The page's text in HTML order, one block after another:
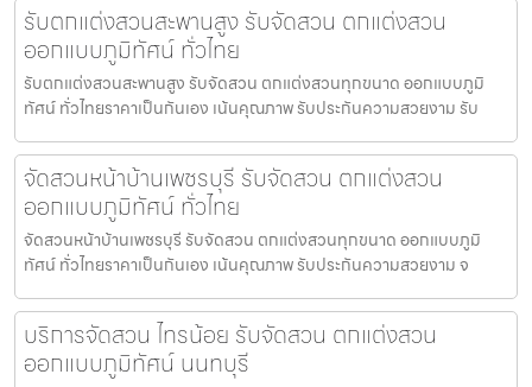
รับตกแต่งสวนสะพานสูง รับจัดสวน ตกแต่งสวน
ออกแบบภูมิทัศน์ ทั่วไทย
รับตกแต่งสวนสะพานสูง รับจัดสวน ตกแต่งสวนทุกขนาด ออกแบบภูมิ
ทัศน์ ทั่วไทยราคาเป็นกันเอง เน้นคุณภาพ รับประกันความสวยงาม รับ
จัดสวนหน้าบ้านเพชรบุรี รับจัดสวน ตกแต่งสวน
ออกแบบภูมิทัศน์ ทั่วไทย
จัดสวนหน้าบ้านเพชรบุรี รับจัดสวน ตกแต่งสวนทุกขนาด ออกแบบภูมิ
ทัศน์ ทั่วไทยราคาเป็นกันเอง เน้นคุณภาพ รับประกันความสวยงาม จ
บริการจัดสวน ไทรน้อย รับจัดสวน ตกแต่งสวน
ออกแบบภูมิทัศน์ นนทบุรี